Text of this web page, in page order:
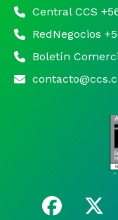
Central CCS
RedNegocios
Boletín